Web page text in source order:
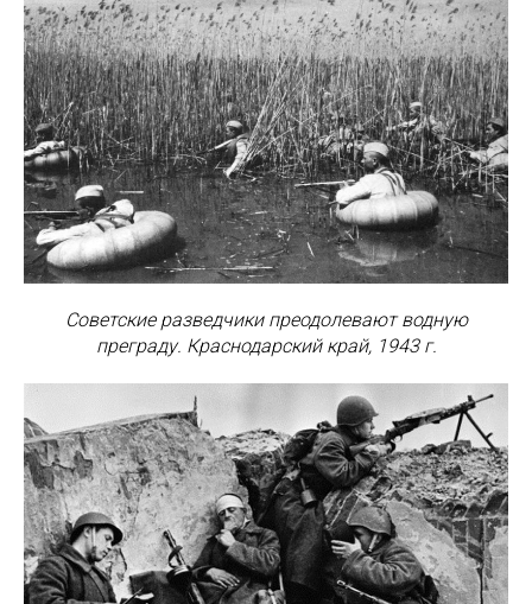
Советские разведчики преодолевают водную
преграду. Краснодарский край, 1943 г.